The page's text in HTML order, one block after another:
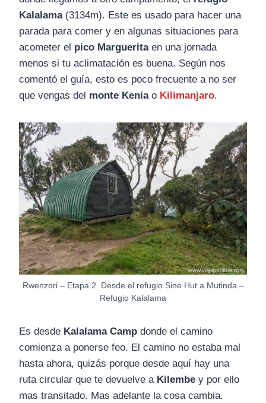
Kalalama(3134m). Este es usado para hacer una
parada para comer y en algunas situaciones para
acometer el pico Margueritaen una jornada
menos si tu aclimatación es buena. Según nos
comentó el guía, esto es poco frecuente a no ser
que vengas del monte Keniao Kilimanjaro.
Rwenzori – Etapa 2. Desde el refugio Sine Hut a Mutinda –
Refugio Kalalama
Es desde Kalalama Camp donde el camino
comienza a ponerse feo. El camino no estaba mal
hasta ahora, quizás porque desde aquí hay una
ruta circular que te devuelve a Kilembe y por ello
mas transitado. Mas adelante la cosa cambia.